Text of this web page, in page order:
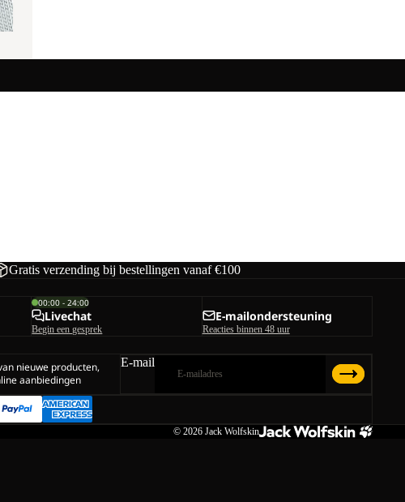
Gratis verzending bij bestellingen vanaf €100
00:00 - 24:00
Livechat
Begin een gesprek
E-mailondersteuning
Reacties binnen 48 uur
nieuwe producten,
aanbiedingen
E-mail
© 2026 Jack Wolfskin